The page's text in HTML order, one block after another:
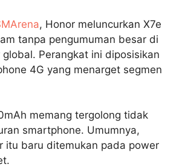
, Honor meluncurkan X7e
tanpa pengumuman besar di
Perangkat ini diposisikan
4G yang menarget segmen
memang tergolong tidak
smartphone. Umumnya,
itu baru ditemukan pada power